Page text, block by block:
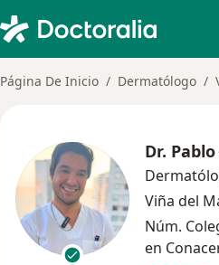
Página De Inicio Dermatólogo
Dr.
Viña del
Núm.
en